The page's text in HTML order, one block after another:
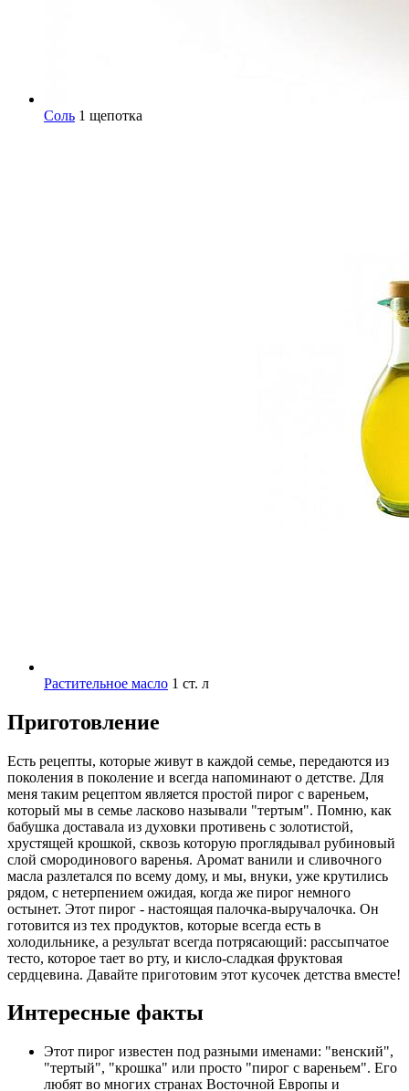
Соль 1 щепотка
Растительное масло 1 ст. л
Приготовление
Есть рецепты, которые живут в каждой семье, передаются из
поколения в поколение и всегда напоминают о детстве. Для
меня таким рецептом является простой пирог с вареньем,
который мы в семье ласково называли "тертым". Помню, как
бабушка доставала из духовки противень с золотистой,
хрустящей крошкой, сквозь которую проглядывал рубиновый
слой смородинового варенья. Аромат ванили и сливочного
масла разлетался по всему дому, и мы, внуки, уже крутились
рядом, с нетерпением ожидая, когда же пирог немного
остынет. Этот пирог - настоящая палочка-выручалочка. Он
готовится из тех продуктов, которые всегда есть в
холодильнике, а результат всегда потрясающий: рассыпчатое
тесто, которое тает во рту, и кисло-сладкая фруктовая
сердцевина. Давайте приготовим этот кусочек детства вместе!
Интересные факты
Этот пирог известен под разными именами: "венский",
"тертый", "крошка" или просто "пирог с вареньем". Его
любят во многих странах Восточной Европы и